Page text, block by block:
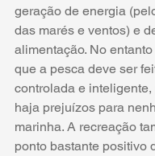
geração de energia
das marés e ventos) e
alimentação. No
que a pesca deve ser
controlada e
haja prejuízos para
marinha. A recreação
ponto bastante positivo